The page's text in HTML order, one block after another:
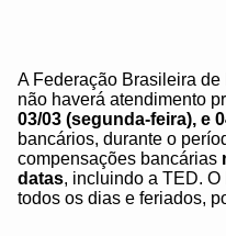
A Federação Brasileira
não haverá atendimento
03/03 (segunda-feira), e
bancários, durante o
compensações bancárias
datas, incluindo a TED.
todos os dias e feriados,